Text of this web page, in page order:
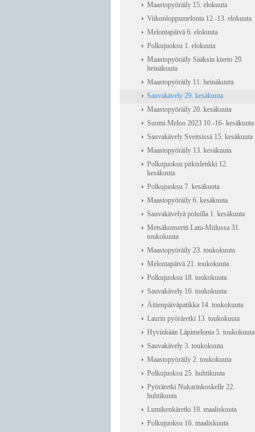
Maastopyöräily 15. elokuuta
Viikonloppumelonta 12.-13. elokuuta
Melontapäivä 6. elokuuta
Polkujuoksu 1. elokuuta
Maastopyöräily Sääksin kierto 29.
heinäkuuta
Maastopyöräily 11. heinäkuuta
Sauvakävely 29. kesäkuuta
Maastopyöräily 20. kesäkuuta
Suomi Meloo 2023 10.-16- kesäkuuta
Sauvakävely Sveitsissä 15. kesäkuuta
Maastopyöräily 13. kesäkuuta
Polkujuoksu pitkislenkki 12.
kesäkuuta
Polkujuoksu 7. kesäkuuta
Maastopyöräily 6. kesäkuuta
Sauvakävelyä poluilla 1. kesäkuuta
Metsäkonsertti Latu-Miilussa 31.
toukokuuta
Maastopyöräily 23. toukokuuta
Melontapäivä 21. toukokuuta
Polkujuoksu 18. toukokuuta
Sauvakävely 16. toukokuuta
Äitienpäiväpatikka 14. toukokuuta
Laurin pyöräretki 13. toukokuuta
Hyvinkään Läpimelonta 5. toukokuuta
Sauvakävely 3. toukokuuta
Maastopyöräily 2. toukokuuta
Polkujuoksu 25. huhtikuuta
Pyöräretki Nukarinkoskelle 22.
huhtikuuta
Lumikenkäretki 19. maaliskuuta
Polkujuoksu 16. maaliskuuta